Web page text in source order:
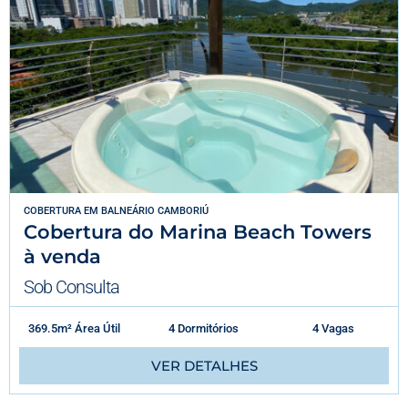
COBERTURA EM BALNEÁRIO CAMBORIÚ
Cobertura do Marina Beach Towers
à venda
Sob Consulta
369.5m² Área Útil 4 Dormitórios 4 Vagas
VER DETALHES